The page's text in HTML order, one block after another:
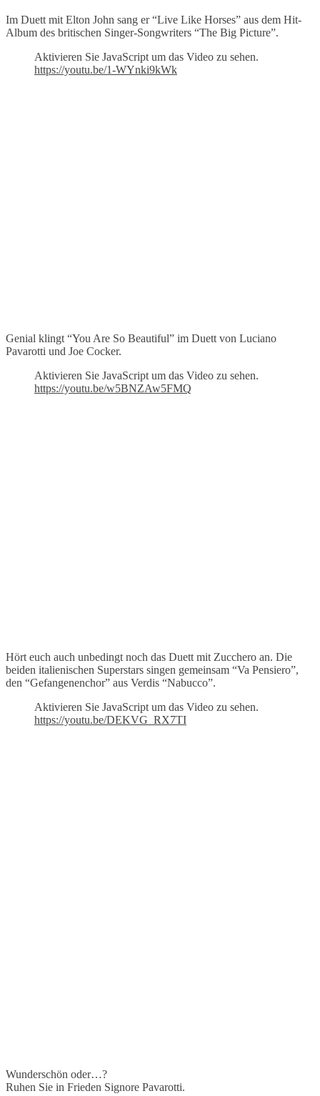
Im Duett mit Elton John sang er “Live Like Horses” aus dem Hit-
Album des britischen Singer-Songwriters “The Big Picture”.
Aktivieren Sie JavaScript um das Video zu sehen.
https://youtu.be/1-WYnki9kWk
Genial klingt “You Are So Beautiful” im Duett von Luciano
Pavarotti und Joe Cocker.
Aktivieren Sie JavaScript um das Video zu sehen.
https://youtu.be/w5BNZAw5FMQ
Hört euch auch unbedingt noch das Duett mit Zucchero an. Die
beiden italienischen Superstars singen gemeinsam “Va Pensiero”,
den “Gefangenenchor” aus Verdis “Nabucco”.
Aktivieren Sie JavaScript um das Video zu sehen.
https://youtu.be/DEKVG_RX7TI
Wunderschön oder…?
Ruhen Sie in Frieden Signore Pavarotti.